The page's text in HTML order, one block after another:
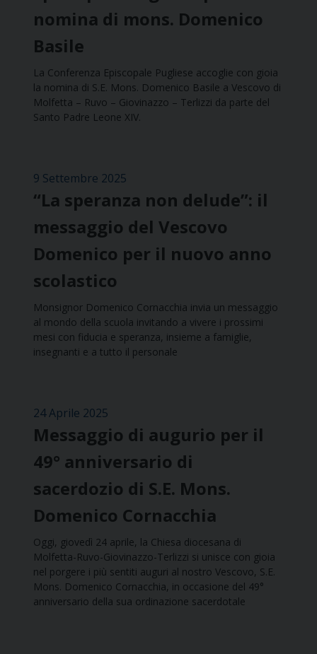
nomina di mons. Domenico
Basile
La Conferenza Episcopale Pugliese accoglie con gioia
la nomina di S.E. Mons. Domenico Basile a Vescovo di
Molfetta – Ruvo – Giovinazzo – Terlizzi da parte del
Santo Padre Leone XIV.
9 Settembre 2025
“La speranza non delude”: il
messaggio del Vescovo
Domenico per il nuovo anno
scolastico
Monsignor Domenico Cornacchia invia un messaggio
al mondo della scuola invitando a vivere i prossimi
mesi con fiducia e speranza, insieme a famiglie,
insegnanti e a tutto il personale
24 Aprile 2025
Messaggio di augurio per il
49° anniversario di
sacerdozio di S.E. Mons.
Domenico Cornacchia
Oggi, giovedì 24 aprile, la Chiesa diocesana di
Molfetta-Ruvo-Giovinazzo-Terlizzi si unisce con gioia
nel porgere i più sentiti auguri al nostro Vescovo, S.E.
Mons. Domenico Cornacchia, in occasione del 49°
anniversario della sua ordinazione sacerdotale